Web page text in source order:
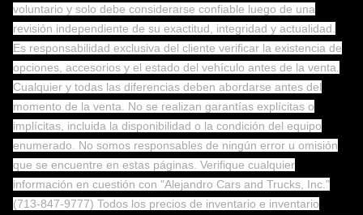
voluntario y solo debe considerarse confiable luego de una
revisión independiente de su exactitud, integridad y actualidad.
Es responsabilidad exclusiva del cliente verificar la existencia de
opciones, accesorios y el estado del vehículo antes de la venta.
Cualquier y todas las diferencias deben abordarse antes del
momento de la venta. No se realizan garantías explícitas o
implícitas, incluida la disponibilidad o la condición del equipo
enumerado. No somos responsables de ningún error u omisión
que se encuentre en estas páginas. Verifique cualquier
información en cuestión con "Alejandro Cars and Trucks, Inc."
(713-847-9777) Todos los precios de inventario e inventario